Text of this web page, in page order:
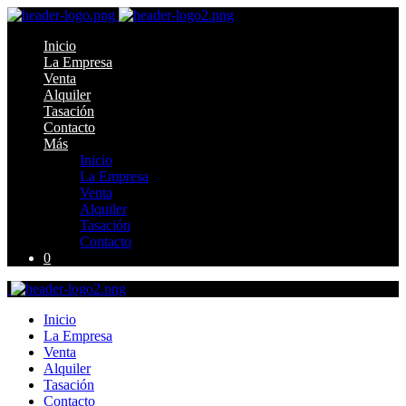
Inicio
La Empresa
Venta
Alquiler
Tasación
Contacto
Más
Inicio
La Empresa
Venta
Alquiler
Tasación
Contacto
0
Inicio
La Empresa
Venta
Alquiler
Tasación
Contacto